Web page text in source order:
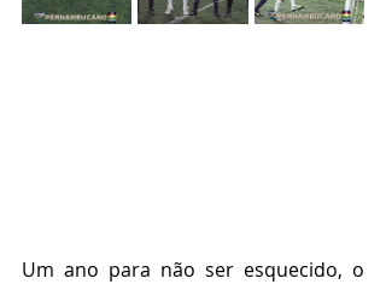
Um ano para não ser esquecido, o